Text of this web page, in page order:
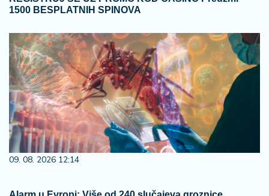
1500 BESPLATNIH SPINOVA
09. 08. 2026 12:14